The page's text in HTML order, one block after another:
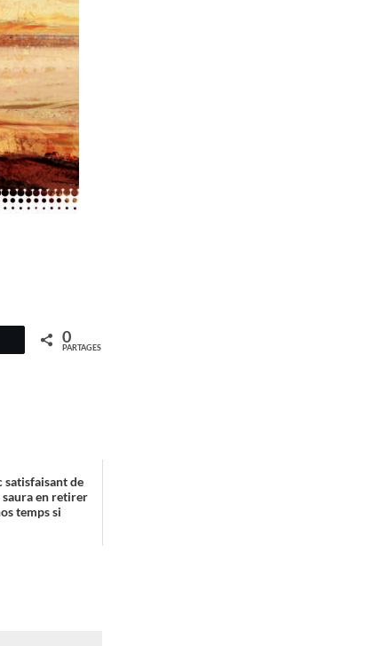
0
PARTAGES
satisfaisant de
en retirer
temps si